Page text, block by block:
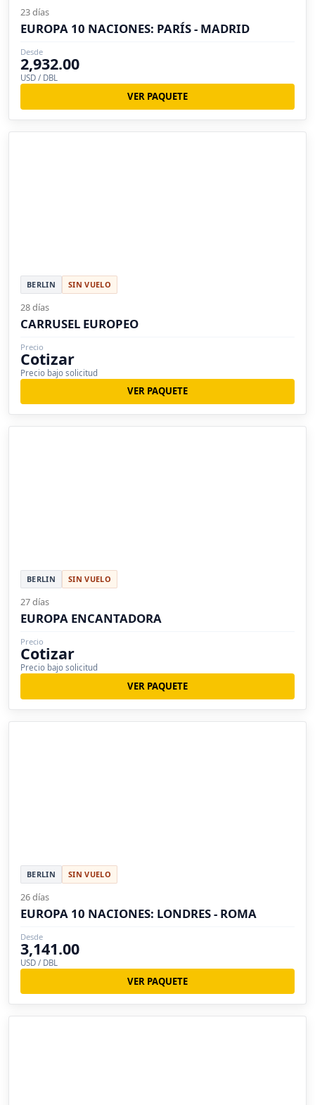
23 días
EUROPA 10 NACIONES: PARÍS - MADRID
Desde
2,932.00
USD / DBL
VER PAQUETE
BERLIN SIN VUELO
28 días
CARRUSEL EUROPEO
Precio
Cotizar
Precio bajo solicitud
VER PAQUETE
BERLIN SIN VUELO
27 días
EUROPA ENCANTADORA
Precio
Cotizar
Precio bajo solicitud
VER PAQUETE
BERLIN SIN VUELO
26 días
EUROPA 10 NACIONES: LONDRES - ROMA
Desde
3,141.00
USD / DBL
VER PAQUETE